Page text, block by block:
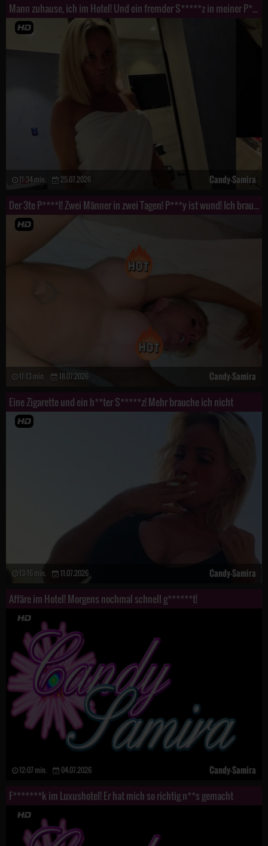
Mann zuhause, ich im Hotel! Und ein fremder S*****z in meiner P***y
11:34 min. 25.07.2026 Candy-Samira
Der 3te P****l! Zwei Männer in zwei Tagen! P***y ist wund! Ich brauch noch einen!
11:13 min. 18.07.2026 Candy-Samira
Eine Zigarette und ein h**ter S*****z! Mehr brauche ich nicht
13:16 min. 11.07.2026 Candy-Samira
Affäre im Hotel! Morgens nochmal schnell g******t!
12:07 min. 04.07.2026 Candy-Samira
F*******k im Luxushotel! Er hat mich so richtig n**s gemacht